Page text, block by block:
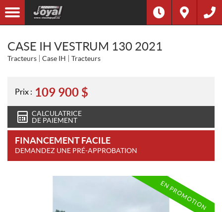
CASE IH VESTRUM 130 2021
Tracteurs Case IH Tracteurs
Prix : 109 900 $
CALCULATRICE
DE PAIEMENT
FINANCEMENT FACILE
DEMANDEZ UNE PRÉ-APPROBATION
EN PROMOTION